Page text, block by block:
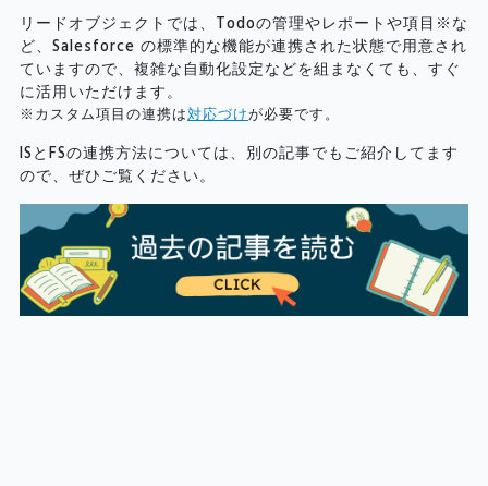
リードオブジェクトでは、Todoの管理やレポートや項目※な
ど、Salesforce の標準的な機能が連携された状態で用意され
ていますので、複雑な自動化設定などを組まなくても、すぐ
に活用いただけます。
※カスタム項目の連携は対応づけが必要です。
ISとFSの連携方法については、別の記事でもご紹介してます
ので、ぜひご覧ください。